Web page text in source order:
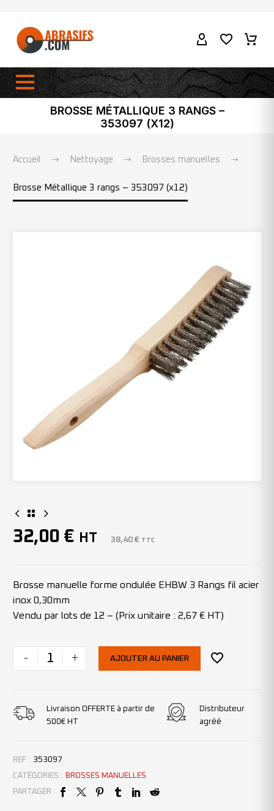
BROSSE MÉTALLIQUE 3 RANGS –
353097 (X12)
Accueil Nettoyage Brosses manuelles
Brosse Métallique 3 rangs – 353097 (x12)
32,00 € HT 38,40 € TTC
Brosse manuelle forme ondulée EHBW 3 Rangs fil acier
inox 0,30mm
Vendu par lots de 12 – (Prix unitaire : 2,67 € HT)
- + AJOUTER AU PANIER
Livraison OFFERTE à partir de
500€ HT
Distributeur
agréé
REF : 353097
CATÉGORIES :
BROSSES MANUELLES
PARTAGER :